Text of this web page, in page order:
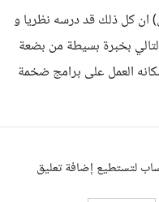
ان كل ذلك قد درسه نظريا و
بخبرة بسيطة من بضعة
العمل على برامج ضخمة
لتستطيع إضافة تعليق